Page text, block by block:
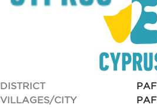
DISTRICT
VILLAGES/CITY